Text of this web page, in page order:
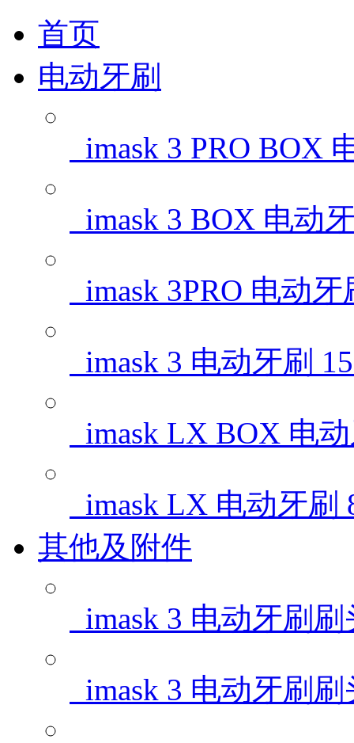
首页
电动牙刷
imask 3 PRO BOX
imask 3 BOX 电动
imask 3PRO 电动牙
imask 3 电动牙刷
imask LX BOX 电
imask LX 电动牙刷
其他及附件
imask 3 电动牙刷
imask 3 电动牙刷